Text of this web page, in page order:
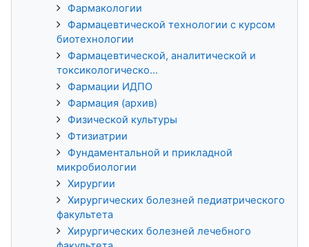
Фармакологии
Фармацевтической технологии с курсом
биотехнологии
Фармацевтической, аналитической и
токсикологическо...
Фармации ИДПО
Фармация (архив)
Физической культуры
Фтизиатрии
Фундаментальной и прикладной
микробиологии
Хирургии
Хирургических болезней педиатрического
факультета
Хирургических болезней лечебного